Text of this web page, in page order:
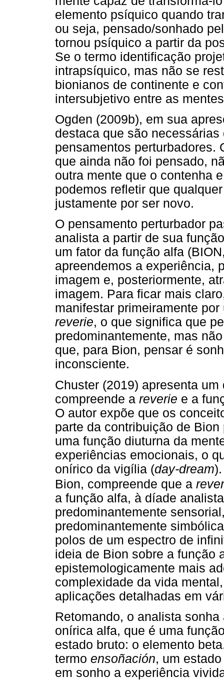
elemento psíquico quando
ou seja, pensado/sonhado
tornou psíquico a partir da
Se o termo identificação
intrapsíquico, mas não se
bionianos de continente e
intersubjetivo entre as
Ogden (2009b), em sua
destaca que são
pensamentos perturbadores.
que ainda não foi pensado,
outra mente que o contenha
podemos refletir que
justamente por ser novo.
O pensamento perturbador
analista a partir de sua
um fator da função alfa
apreendemos a experiência,
imagem e, posteriormente,
imagem. Para ficar mais
manifestar primeiramente
reverie, o que significa que
predominantemente, mas
que, para Bion, pensar é
inconsciente.
Chuster (2019) apresenta
compreende a reverie e a
O autor expõe que os
parte da contribuição de
uma função diuturna da
experiências emocionais, o
onírico da vigília (day-dream
Bion, compreende que a
a função alfa, à díade
predominantemente
predominantemente
polos de um espectro de
ideia de Bion sobre a função
epistemologicamente mais
complexidade da vida
aplicações detalhadas em
Retomando, o analista
onírica alfa, que é uma
estado bruto: o elemento
termo ensoñación, um
em sonho a experiência